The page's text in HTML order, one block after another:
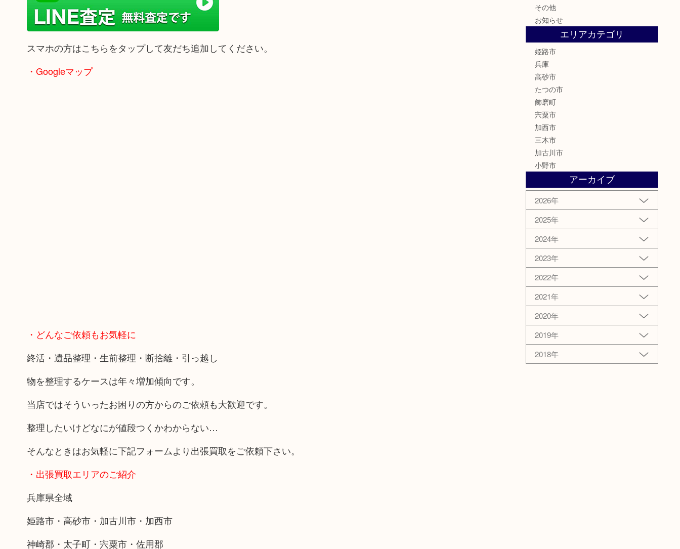
スマホの方はこちらをタップして友だち追加してください。
・Googleマップ
・どんなご依頼もお気軽に
終活・遺品整理・生前整理・断捨離・引っ越し
物を整理するケースは年々増加傾向です。
当店ではそういったお困りの方からのご依頼も大歓迎です。
整理したいけどなにが値段つくかわからない…
そんなときはお気軽に下記フォームより出張買取をご依頼下さい。
・出張買取エリアのご紹介
兵庫県全域
姫路市・高砂市・加古川市・加西市
神崎郡・太子町・宍粟市・佐用郡
その他
お知らせ
エリアカテゴリ
姫路市
兵庫
高砂市
たつの市
飾磨町
宍粟市
加西市
三木市
加古川市
小野市
アーカイブ
2026年
2025年
2024年
2023年
2022年
2021年
2020年
2019年
2018年